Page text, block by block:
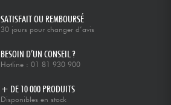
SATISFAIT OU REMBOURSÉ
30 jours pour changer d’avis
BESOIN D’UN CONSEIL ?
Hotline : 01 81 930 900
+ DE 10 000 PRODUITS
Disponibles en stock